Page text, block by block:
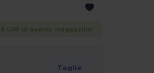
CHF in questo magazzino!
Taglie